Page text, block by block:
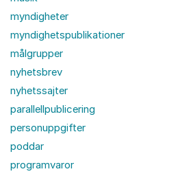
myndigheter
myndighetspublikationer
målgrupper
nyhetsbrev
nyhetssajter
parallellpublicering
personuppgifter
poddar
programvaror